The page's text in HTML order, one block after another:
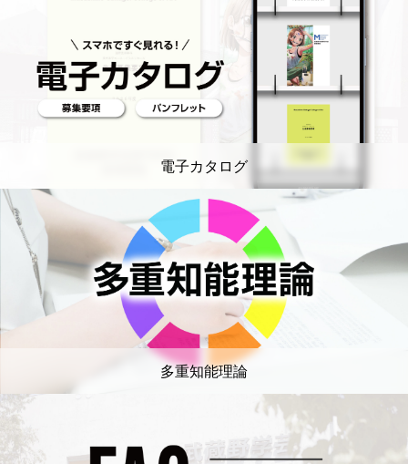
電子カタログ
多重知能理論